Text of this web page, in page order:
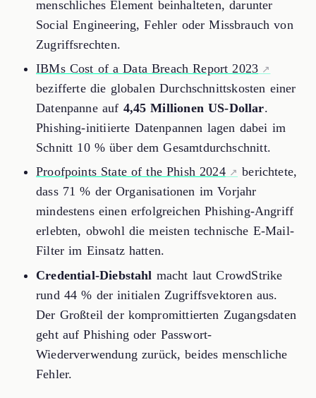
menschliches Element beinhalteten, darunter
Social Engineering, Fehler oder Missbrauch von
Zugriffsrechten.
IBMs Cost of a Data Breach Report 2023
bezifferte die globalen Durchschnittskosten einer
Datenpanne auf 4,45 Millionen US-Dollar.
Phishing-initiierte Datenpannen lagen dabei im
Schnitt 10 % über dem Gesamtdurchschnitt.
Proofpoints State of the Phish 2024
berichtete,
dass 71 % der Organisationen im Vorjahr
mindestens einen erfolgreichen Phishing-Angriff
erlebten, obwohl die meisten technische E-Mail-
Filter im Einsatz hatten.
Credential-Diebstahl macht laut CrowdStrike
rund 44 % der initialen Zugriffsvektoren aus.
Der Großteil der kompromittierten Zugangsdaten
geht auf Phishing oder Passwort-
Wiederverwendung zurück, beides menschliche
Fehler.